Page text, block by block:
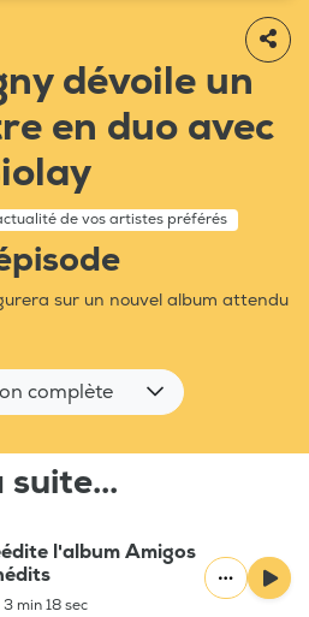
dévoile un
en duo avec
de vos artistes préférés
sur un nouvel album attendu
complète
suite...
l'album Amigos
3 min 18 sec